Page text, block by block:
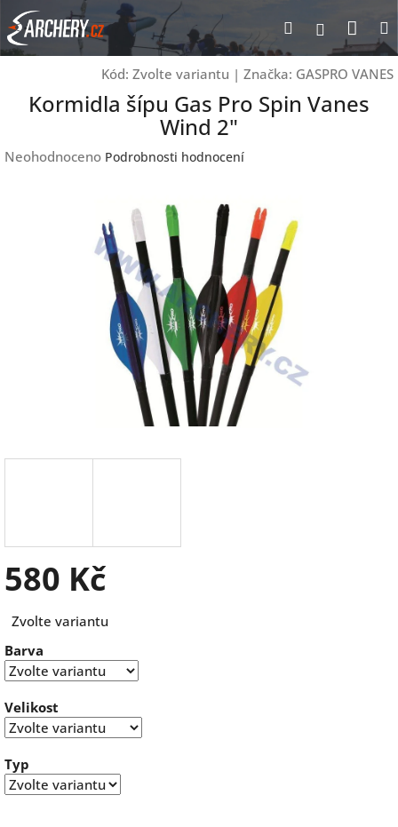
Přejít
na
obsah
Hledat
Kód: Zvolte variantu | Značka: GASPRO VANES
Kormidla šípu Gas Pro Spin Vanes
Wind 2"
Průměrné
Neohodnoceno Podrobnosti hodnocení
580 Kč
cena:
Zvolte variantu
Barva
Velikost
Typ